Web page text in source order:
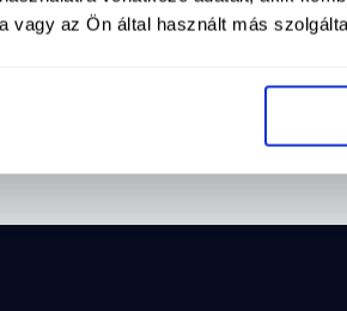
vagy az Ön által használt más
az
közös
Tisztítótűz
Magyar Péter a
Tisztítótűz művelet